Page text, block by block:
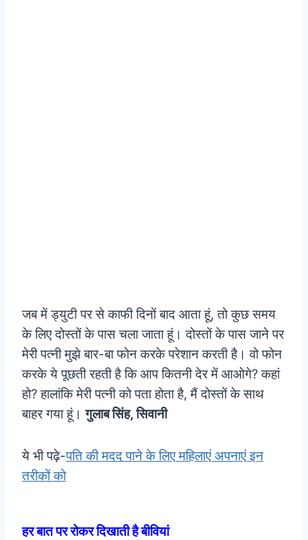
जब में ड्युटी पर से काफी दिनों बाद आता हूं, तो कुछ समय
के लिए दोस्तों के पास चला जाता हूं। दोस्तों के पास जाने पर
मेरी पत्नी मुझे बार-बा फोन करके परेशान करती है। वो फोन
करके ये पूछती रहती है कि आप कितनी देर में आओगे? कहां
हो? हालांकि मेरी पत्नी को पता होता है, मैं दोस्तों के साथ
बाहर गया हूं।गुलाब सिंह, सिवानी
ये भी पढ़े-पति की मदद पाने के लिए महिलाएं अपनाएं इन
तरीकों को
हर बात पर रोकर दिखाती है बीवियां